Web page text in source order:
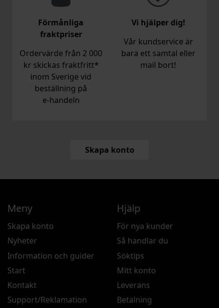
Förmånliga
fraktpriser
Ordervärde från 2 000
kr skickas fraktfritt*
inom Sverige vid
beställning på
e‑handeln
Vi hjälper dig!
Vår kundservice är
bara ett samtal eller
mail bort!
Skapa konto
Meny
Skapa konto
Nyheter
Information och guider
Start
Kontakt
Support/Reklamation
Hjälp
För nya kunder
Så handlar du
Söktips
Mitt konto
Leverans
Betalning